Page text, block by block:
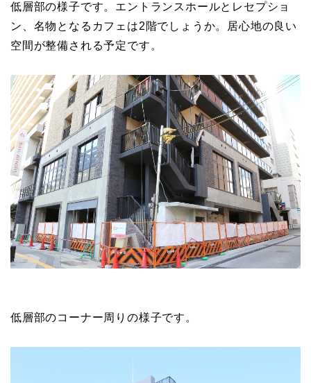
低層部の様子です。エントランスホールとレセプショ
ン、名物となるカフェは2階でしょうか。居心地の良い
空間が整備される予定です。
低層部のコーナー周りの様子です。